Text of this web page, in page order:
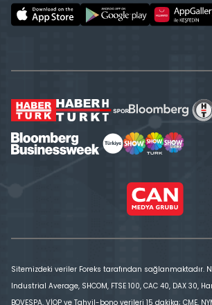
Sitemizdeki veriler Foreks tarafından sağlanmaktadır.
Industrial Average, SHCOM, FTSE 100, CAC 40, DAX 30,
BOVESPA, VİOP ve Tahvil-bono verileri 15 dakika; CME,